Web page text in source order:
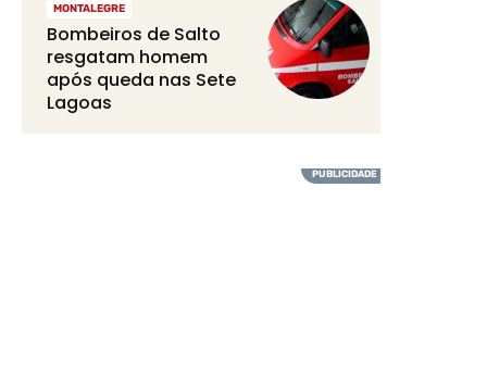
MONTALEGRE
Bombeiros de Salto
resgatam homem
após queda nas Sete
Lagoas